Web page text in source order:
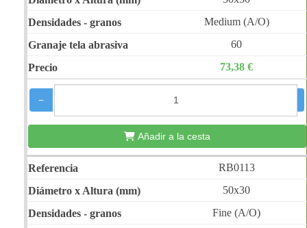
Medium (A/O)
60
73,38 €
−
Añadir a la cesta
RB0113
50x30
Fine (A/O)